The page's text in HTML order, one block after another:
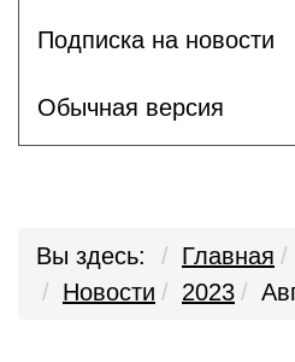
Подписка на новости
Обычная версия
Вы здесь: Главная
Новости
2023